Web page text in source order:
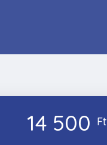
14 500 Ft